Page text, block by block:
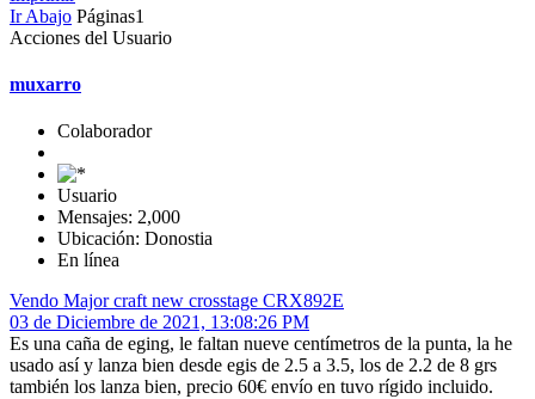
Ir Abajo Páginas1
Acciones del Usuario
muxarro
Colaborador
Usuario
Mensajes: 2,000
Ubicación: Donostia
En línea
Vendo Major craft new crosstage CRX892E
03 de Diciembre de 2021, 13:08:26 PM
Es una caña de eging, le faltan nueve centímetros de la punta, la he
usado así y lanza bien desde egis de 2.5 a 3.5, los de 2.2 de 8 grs
también los lanza bien, precio 60€ envío en tuvo rígido incluido.